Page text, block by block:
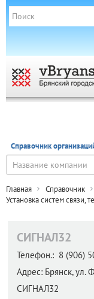
Справочник
Главная Справочник
Установка систем связи,
СИГНАЛ32
Телефон.: 8 (906)
Адрес: Брянск,ул.
СИГНАЛ32